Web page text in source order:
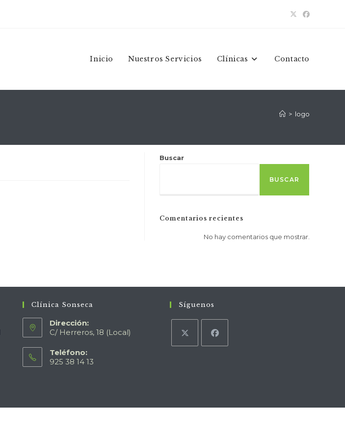
Inicio Nuestros Servicios Clínicas Contacto
> logo
Buscar
BUSCAR
Comentarios recientes
No hay comentarios que mostrar.
Clínica Sonseca
Dirección:
C/ Herreros, 18 (Local)
Teléfono:
925 38 14 13
Síguenos